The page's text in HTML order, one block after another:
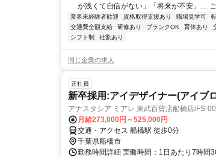
が浅くて自信がない」「将来が不安」…
業界未経験者歓迎 資格取得支援あり 職場見学可
交通費全額支給
研修あり ブランクOK 育休あり
シフト制
社割あり
同じ企業の求人
正社員
新卒採用:アイデザイナー(アイブ
アナスタシア ミアレ 東武百貨店船橋店/FS-
月給273,000円～525,000円
交通・アクセス 船橋駅 徒歩0分
千葉県船橋市
勤務時間詳細 実働時間：1日あたり7時間